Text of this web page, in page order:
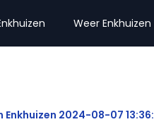
Weer Enkhuizen
2024-08-07